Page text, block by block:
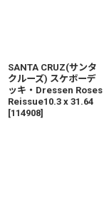
SANTA CRUZ(サンタ
クルーズ) スケボーデ
ッキ・Dressen Roses
Reissue10.3 x 31.64
[114908]